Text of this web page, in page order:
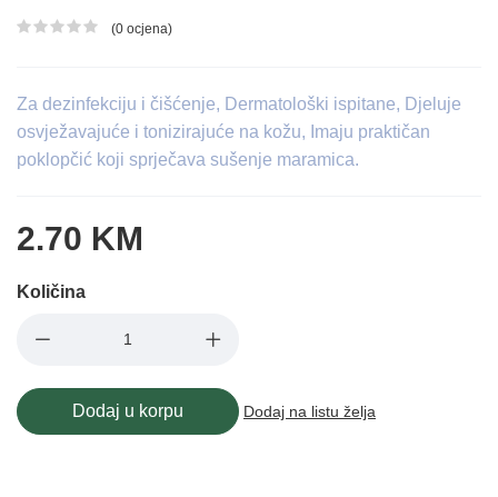
Ocjena proizvoda
(0 ocjena)
Za dezinfekciju i čišćenje, Dermatološki ispitane, Djeluje
osvježavajuće i tonizirajuće na kožu, Imaju praktičan
poklopčić koji sprječava sušenje maramica.
2.70 KM
Količina
Dodaj u korpu Dodaj na listu želja